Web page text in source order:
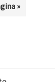
werd
»